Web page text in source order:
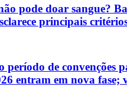
pode doar sangue?
principais
período de convenções
entram em nova fase;